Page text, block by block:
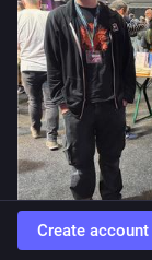
Create account